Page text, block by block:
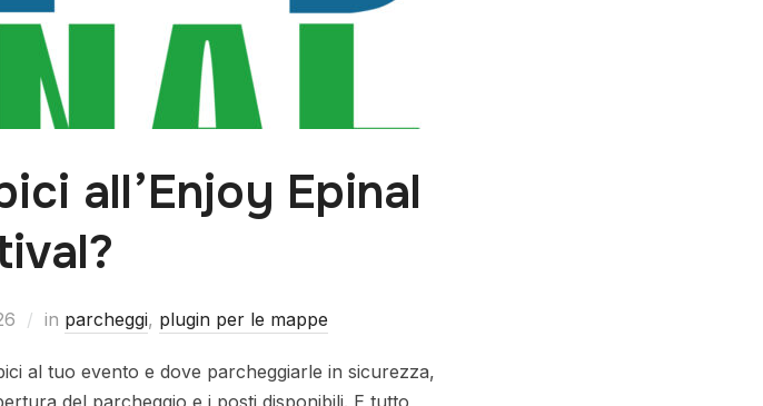
all’Enjoy Epinal
in parcheggi, plugin per le mappe
al tuo evento e dove parcheggiarle in sicurezza,
del parcheggio e i posti disponibili. E tutto